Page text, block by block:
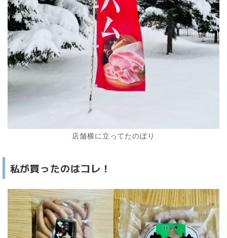
店舗横に立ってたのぼり
私が買ったのはコレ！